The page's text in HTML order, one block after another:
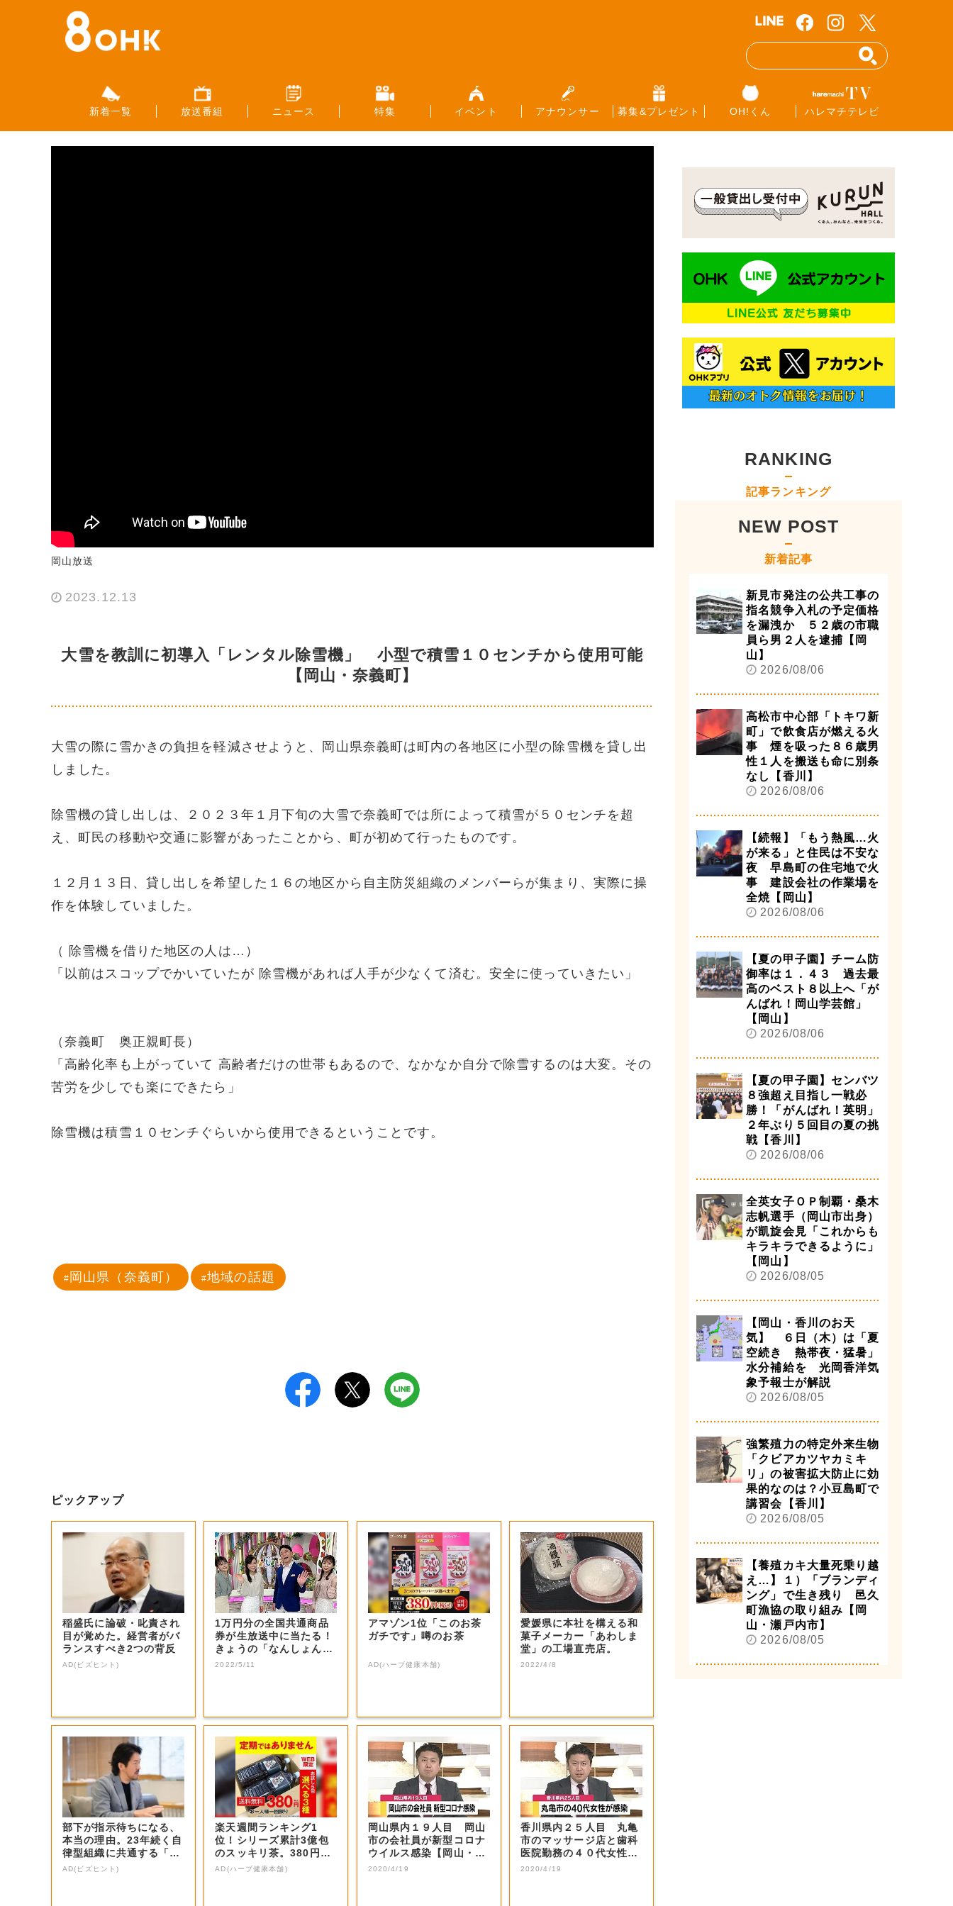
新着一覧 放送番組 ニュース 特集 イベント アナウンサー 募集&プレゼント OH!くん ハレマチテレビ
岡山放送
2023.12.13
大雪を教訓に初導入「レンタル除雪機」 小型で積雪１０センチから使用可能
【岡山・奈義町】
大雪の際に雪かきの負担を軽減させようと、岡山県奈義町は町内の各地区に小型の除雪機を貸し出
しました。
除雪機の貸し出しは、２０２３年１月下旬の大雪で奈義町では所によって積雪が５０センチを超
え、町民の移動や交通に影響があったことから、町が初めて行ったものです。
１２月１３日、貸し出しを希望した１６の地区から自主防災組織のメンバーらが集まり、実際に操
作を体験していました。
（ 除雪機を借りた地区の人は…）
「以前はスコップでかいていたが 除雪機があれば人手が少なくて済む。安全に使っていきたい」
（奈義町 奥正親町長）
「高齢化率も上がっていて 高齢者だけの世帯もあるので、なかなか自分で除雪するのは大変。その
苦労を少しでも楽にできたら」
除雪機は積雪１０センチぐらいから使用できるということです。
岡山県（奈義町） 地域の話題
ピックアップ
稲盛氏に論破・叱責され
目が覚めた。経営者がバ
ランスすべき2つの背反
AD(ビズヒント)
1万円分の全国共通商品
券が生放送中に当たる！
きょうの「なんしょん？
生電話クイズ」...
2022/5/11
アマゾン1位「このお茶
ガチです」噂のお茶
AD(ハーブ健康本舗)
愛媛県に本社を構える和
菓子メーカー「あわしま
堂」の工場直売店。
2022/4/8
部下が指示待ちになる、
本当の理由。23年続く自
律型組織に共通する「3
つの要素」
AD(ビズヒント)
楽天週間ランキング1
位！シリーズ累計3億包
のスッキリ茶。380円で
お試し
AD(ハーブ健康本舗)
岡山県内１９人目 岡山
市の会社員が新型コロナ
ウイルス感染【岡山・岡
山市】
2020/4/19
香川県内２５人目 丸亀
市のマッサージ店と歯科
医院勤務の４０代女性が
新型コロナ感染...
2020/4/19
RANKING
記事ランキング
NEW POST
新着記事
新見市発注の公共工事の
指名競争入札の予定価格
を漏洩か ５２歳の市職
員ら男２人を逮捕【岡
山】
2026/08/06
高松市中心部「トキワ新
町」で飲食店が燃える火
事 煙を吸った８６歳男
性１人を搬送も命に別条
なし【香川】
2026/08/06
【続報】「もう熱風…火
が来る」と住民は不安な
夜 早島町の住宅地で火
事 建設会社の作業場を
全焼【岡山】
2026/08/06
【夏の甲子園】チーム防
御率は１．４３ 過去最
高のベスト８以上へ「が
んばれ！岡山学芸館」
【岡山】
2026/08/06
【夏の甲子園】センバツ
８強超え目指し一戦必
勝！「がんばれ！英明」
２年ぶり５回目の夏の挑
戦【香川】
2026/08/06
全英女子ＯＰ制覇・桑木
志帆選手（岡山市出身）
が凱旋会見「これからも
キラキラできるように」
【岡山】
2026/08/05
【岡山・香川のお天
気】 ６日（木）は「夏
空続き 熱帯夜・猛暑」
水分補給を 光岡香洋気
象予報士が解説
2026/08/05
強繁殖力の特定外来生物
「クビアカツヤカミキ
リ」の被害拡大防止に効
果的なのは？小豆島町で
講習会【香川】
2026/08/05
【養殖カキ大量死乗り越
え…】１）「ブランディ
ング」で生き残り 邑久
町漁協の取り組み【岡
山・瀬戸内市】
2026/08/05